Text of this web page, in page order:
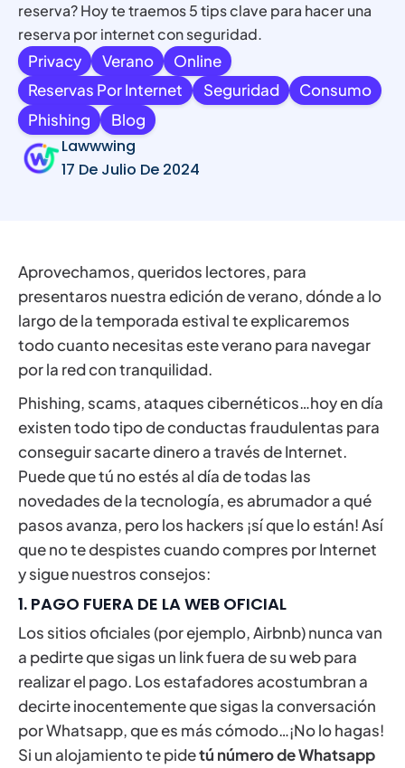
reserva? Hoy te traemos 5 tips clave para hacer una
reserva por internet con seguridad.
Privacy Verano
Online
Reservas Por Internet
Seguridad
Consumo
Phishing
Blog
Lawwwing
17 De Julio De 2024
Aprovechamos, queridos lectores, para
presentaros nuestra edición de verano, dónde a lo
largo de la temporada estival te explicaremos
todo cuanto necesitas este verano para navegar
por la red con tranquilidad.
Phishing, scams, ataques cibernéticos…hoy en día
existen todo tipo de conductas fraudulentas para
conseguir sacarte dinero a través de Internet.
Puede que tú no estés al día de todas las
novedades de la tecnología, es abrumador a qué
pasos avanza, pero los hackers ¡sí que lo están! Así
que no te despistes cuando compres por Internet
y sigue nuestros consejos:
1. PAGO FUERA DE LA WEB OFICIAL
Los sitios oficiales (por ejemplo, Airbnb) nunca van
a pedirte que sigas un link fuera de su web para
realizar el pago. Los estafadores acostumbran a
decirte inocentemente que sigas la conversación
por Whatsapp, que es más cómodo…¡No lo hagas!
Si un alojamiento te pidetú número de Whatsapp